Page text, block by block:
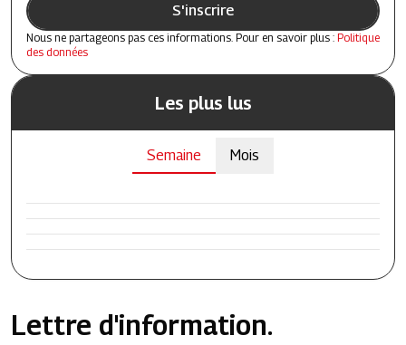
S'inscrire
Nous ne partageons pas ces informations. Pour en savoir plus : Politique
des données
Les plus lus
Semaine Mois
Lettre d'information.